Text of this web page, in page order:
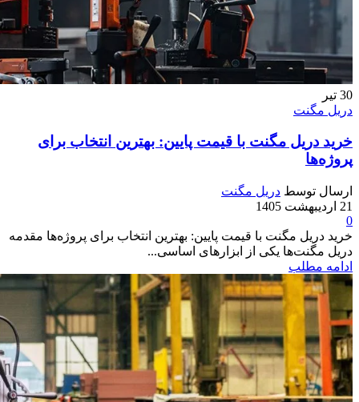
30 تیر
دریل مگنت
خرید دریل مگنت با قیمت پایین: بهترین انتخاب برای
پروژه‌ها
ارسال توسط دریل مگنت
21 اردیبهشت 1405
0
خرید دریل مگنت با قیمت پایین: بهترین انتخاب برای پروژه‌ها مقدمه
دریل مگنت‌ها یکی از ابزارهای اساسی...
ادامه مطلب